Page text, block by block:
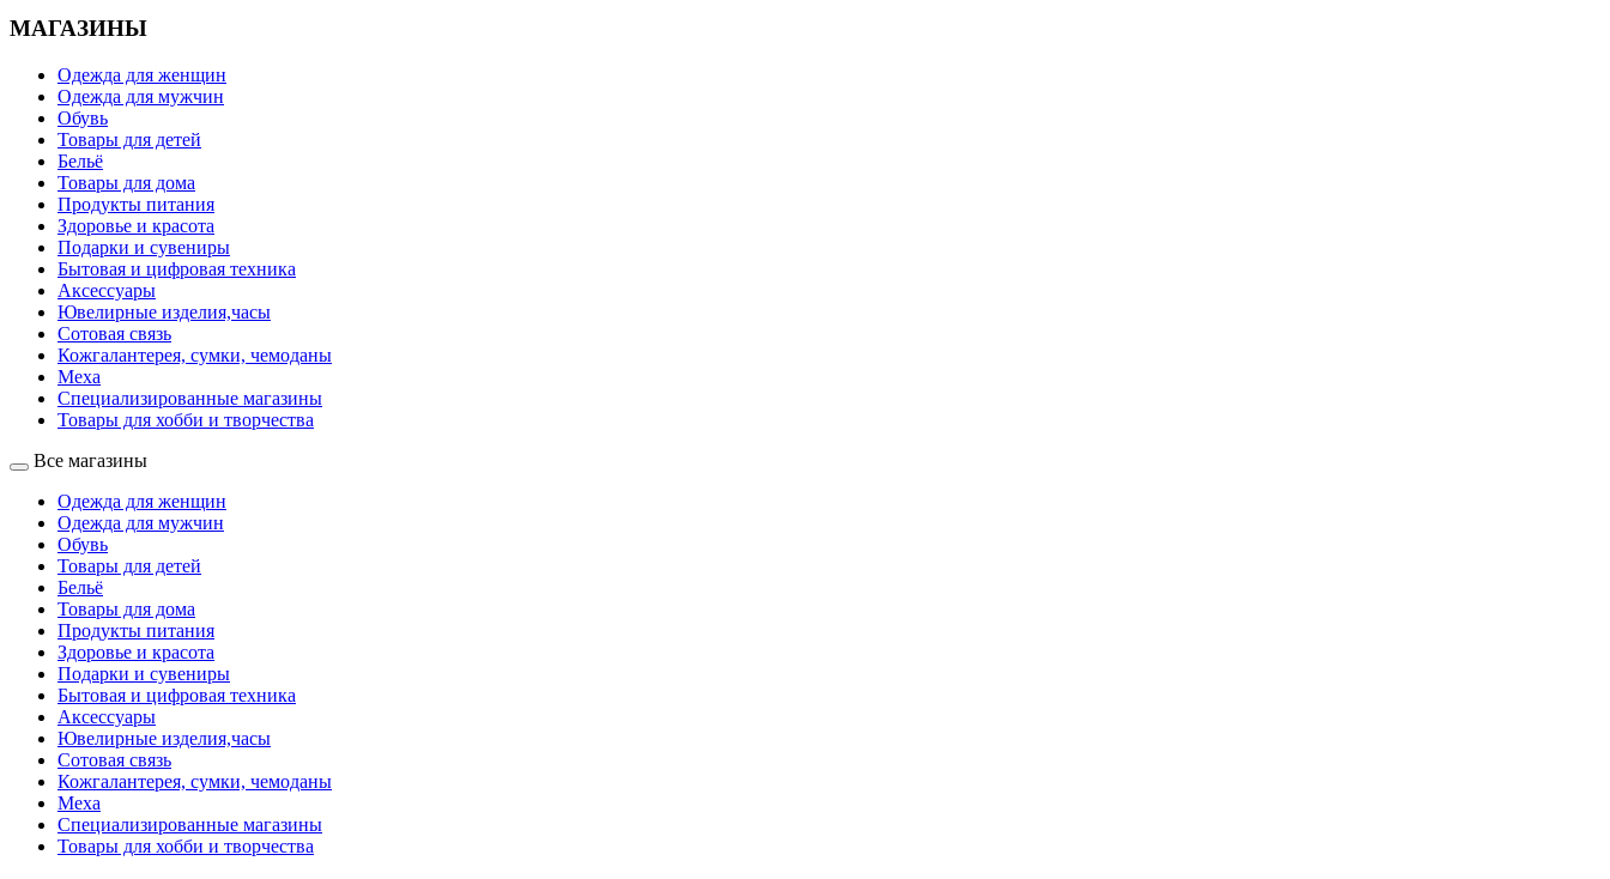
МАГАЗИНЫ
Одежда для женщин
Одежда для мужчин
Обувь
Товары для детей
Бельё
Товары для дома
Продукты питания
Здоровье и красота
Подарки и сувениры
Бытовая и цифровая техника
Аксессуары
Ювелирные изделия,часы
Сотовая связь
Кожгалантерея, сумки, чемоданы
Меха
Специализированные магазины
Товары для хобби и творчества
Все магазины
Одежда для женщин
Одежда для мужчин
Обувь
Товары для детей
Бельё
Товары для дома
Продукты питания
Здоровье и красота
Подарки и сувениры
Бытовая и цифровая техника
Аксессуары
Ювелирные изделия,часы
Сотовая связь
Кожгалантерея, сумки, чемоданы
Меха
Специализированные магазины
Товары для хобби и творчества